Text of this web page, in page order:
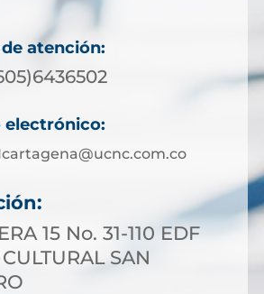
atención:
electrónico:
15 No. 31-110 EDF
SAN